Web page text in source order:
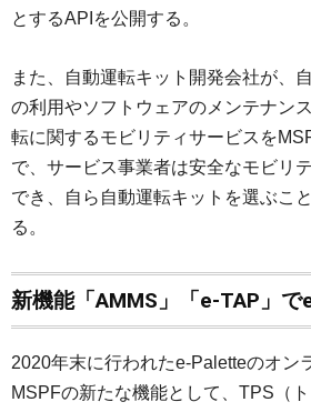
とするAPIを公開する。
また、自動運転キット開発会社が、
の利用やソフトウェアのメンテナン
転に関するモビリティサービスを
で、サービス事業者は安全なモビリ
でき、自ら自動運転キットを選ぶこ
る。
新機能「AMMS」「e-TAP」
2020年末に行われたe-Paletteのオン
MSPFの新たな機能として、TPS（